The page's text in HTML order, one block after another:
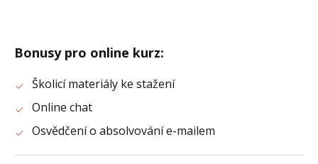
Bonusy pro online kurz:
Školicí materiály ke stažení
Online chat
Osvědčení o absolvování e-mailem